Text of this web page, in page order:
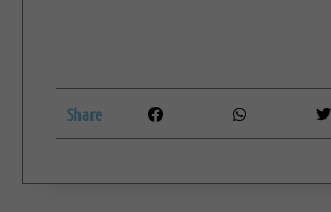
Share